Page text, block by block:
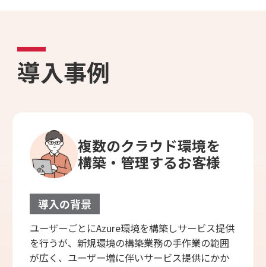
導入事例
複数のクラウド環境を
構築・管理するお客様
導入の背景
ユーザーごとにAzure環境を構築しサービス提供
を行うが、新規環境の構築業務の手作業の範囲
が広く、ユーザー増に伴いサービス提供にかか